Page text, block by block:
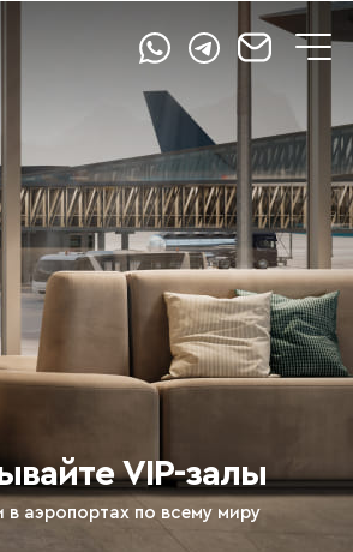
VIP-залы
в аэропортах по всему миру